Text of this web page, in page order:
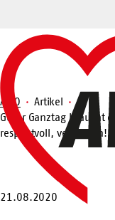
springen
Startseite
Suche
AWO
Artikel
Guter Ganztag braucht
respektvoll, verlässlich!
21.08.2020